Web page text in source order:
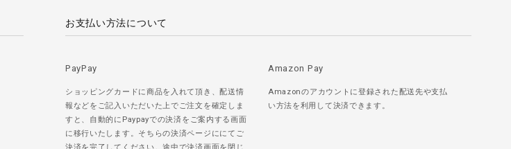
お支払い方法について
PayPay
ショッピングカードに商品を入れて頂き、配送情
報などをご記入いただいた上でご注文を確定しま
すと、自動的にPaypayでの決済をご案内する画面
に移行いたします。そちらの決済ページににてご
決済を完了してください。途中で決済画面を閉じ
Amazon Pay
Amazonのアカウントに登録された配送先や支払
い方法を利用して決済できます。